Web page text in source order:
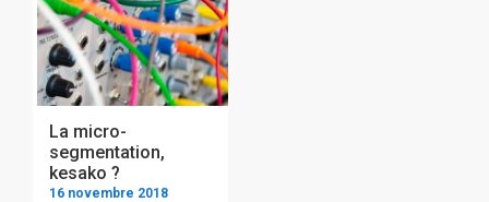
balance pour ne citer que
ceux-là). […]
La micro-
segmentation,
kesako ?
16 novembre 2018